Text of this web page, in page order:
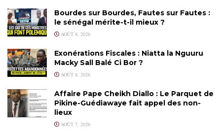
Bourdes sur Bourdes, Fautes sur Fautes :
le sénégal mérite-t-il mieux ?
AOÛT 8, 2026
Exonérations Fiscales : Niatta la Nguuru
Macky Sall Balé Ci Bor ?
AOÛT 8, 2026
Affaire Pape Cheikh Diallo : Le Parquet de
Pikine-Guédiawaye fait appel des non-
lieux
AOÛT 7, 2026